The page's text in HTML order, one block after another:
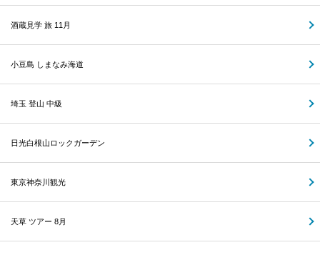
酒蔵見学 旅 11月
小豆島 しまなみ海道
埼玉 登山 中級
日光白根山ロックガーデン
東京神奈川観光
天草 ツアー 8月